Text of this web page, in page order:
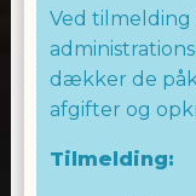
Ved
dækker de
afgifter og
Tilmelding: